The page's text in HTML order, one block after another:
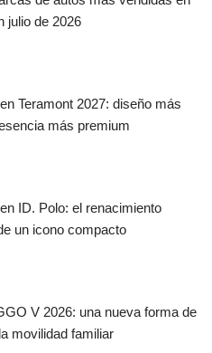
julio de 2026
Teramont 2027: diseño más
más premium
ID. Polo: el renacimiento
un icono compacto
V 2026: una nueva forma de
movilidad familiar